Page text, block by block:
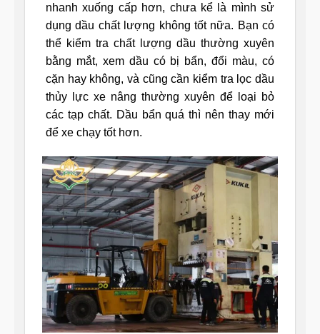
nhanh xuống cấp hơn, chưa kể là mình sử
dụng dầu chất lượng không tốt nữa. Bạn có
thể kiểm tra chất lượng dầu thường xuyên
bằng mắt, xem dầu có bị bẩn, đổi màu, có
cặn hay không, và cũng cần kiểm tra lọc dầu
thủy lực xe nâng thường xuyên để loại bỏ
các tạp chất. Dầu bẩn quá thì nên thay mới
để xe chạy tốt hơn.